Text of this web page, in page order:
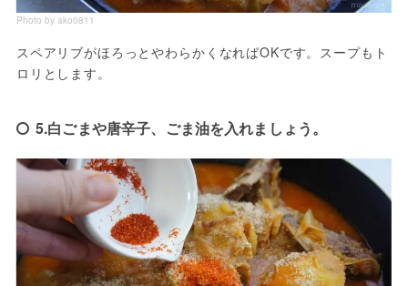
Photo by ako0811
スペアリブがほろっとやわらかくなればOKです。スープもト
ロリとします。
5.白ごまや唐辛子、ごま油を入れましょう。